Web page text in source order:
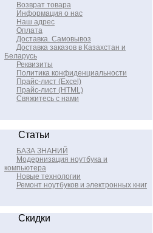
Возврат товара
Информация о нас
Наш адрес
Оплата
Доставка. Самовывоз
Доставка заказов в Казахстан и
Беларусь
Реквизиты
Политика конфиденциальности
Прайс-лист (Excel)
Прайс-лист (HTML)
Свяжитесь с нами
Статьи
БАЗА ЗНАНИЙ
Модернизация ноутбука и
компьютера
Новые технологии
Ремонт ноутбуков и электронных книг
Скидки